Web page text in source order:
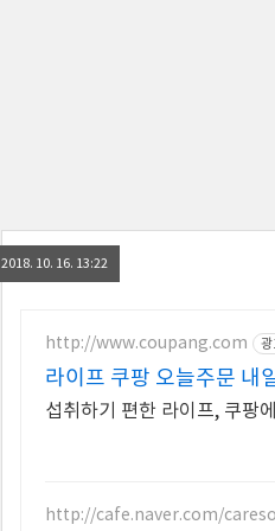
2018. 10. 16. 13:22
http://www.coupang.com 광
라이프 쿠팡 오늘주문 내
섭취하기 편한 라이프, 쿠팡
http://cafe.naver.com/